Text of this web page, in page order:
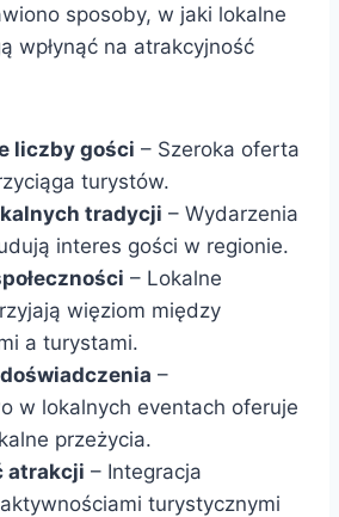
sposoby, w jaki lokalne
wpłynąć na atrakcyjność
liczby gości – Szeroka oferta
turystów.
tradycji – Wydarzenia
interes gości w regionie.
– Lokalne
więziom między
a turystami.
–
w lokalnych eventach oferuje
przeżycia.
atrakcji – Integracja
turystycznymi